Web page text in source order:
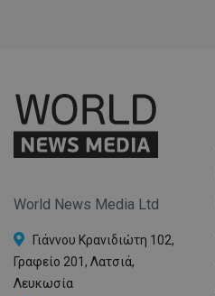
World News Media Ltd
Γιάννου Κρανιδιώτη 102,
Γραφείο 201, Λατσιά,
Λευκωσία